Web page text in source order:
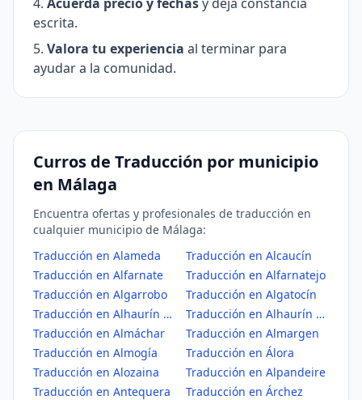
escrita.
Valora tu experiencia al terminar para
ayudar a la comunidad.
Curros de Traducción por municipio
en Málaga
Encuentra ofertas y profesionales de traducción en
cualquier municipio de Málaga:
Traducción en Alameda
Traducción en Alcaucín
Traducción en Alfarnate
Traducción en Alfarnatejo
Traducción en Algarrobo
Traducción en Algatocín
Traducción en Alhaurín de la Torre
Traducción en Alhaurín el Grande
Traducción en Almáchar
Traducción en Almargen
Traducción en Almogía
Traducción en Álora
Traducción en Alozaina
Traducción en Alpandeire
Traducción en Antequera
Traducción en Árchez